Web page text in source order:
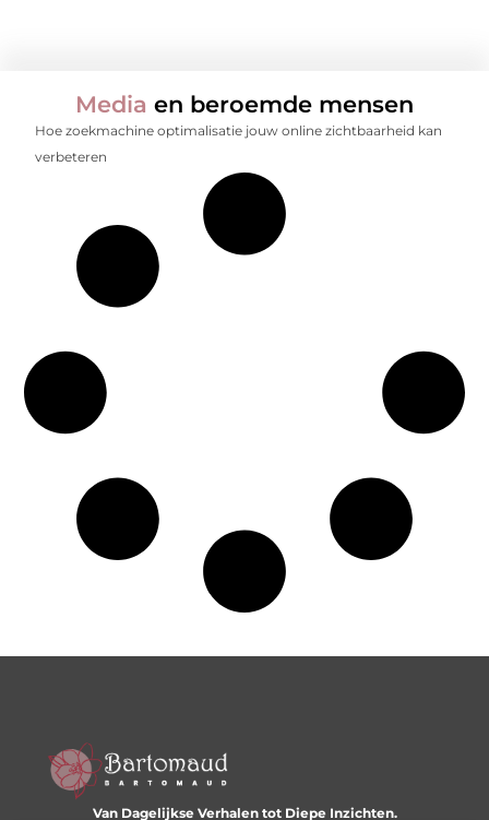
Media en beroemde mensen
Hoe zoekmachine optimalisatie jouw online zichtbaarheid kan
verbeteren
Van Dagelijkse Verhalen tot Diepe Inzichten.